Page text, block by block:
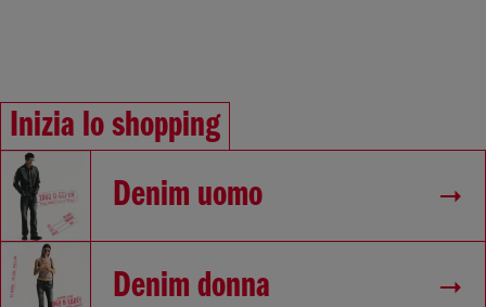
Inizia lo shopping
Denim uomo
Denim donna